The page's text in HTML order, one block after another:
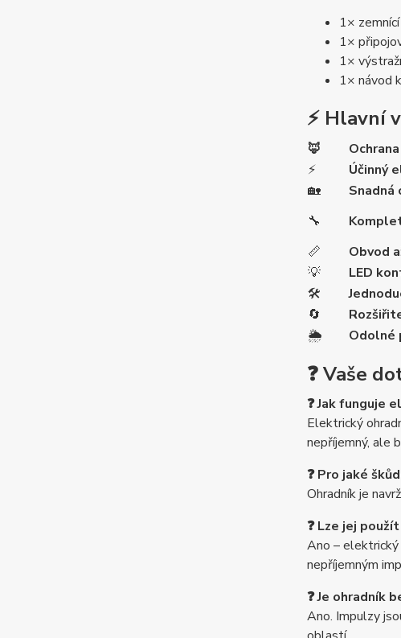
1×
1×
1×
1× návod
⚡ Hlavní
🦊
⚡
Účinný
🏡
Snadná
🔧
📏
Obvod
💡
LED
🛠️
🔄
🌦️
Odolné
❓ Vaše
❓ Jak funguje
Elektrický
nepříjemný, ale
❓ Pro jaké
Ohradník je
❓ Lze jej
Ano – elektrický
nepříjemným
❓ Je ohradník
Ano. Impulzy